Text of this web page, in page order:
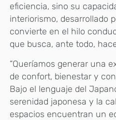
eficiencia, sino su
interiorismo, desarrollado
convierte en el hilo
que busca, ante todo,
“Queríamos generar una
de confort, bienestar y
Bajo el lenguaje del
serenidad japonesa y la
espacios encuentran un